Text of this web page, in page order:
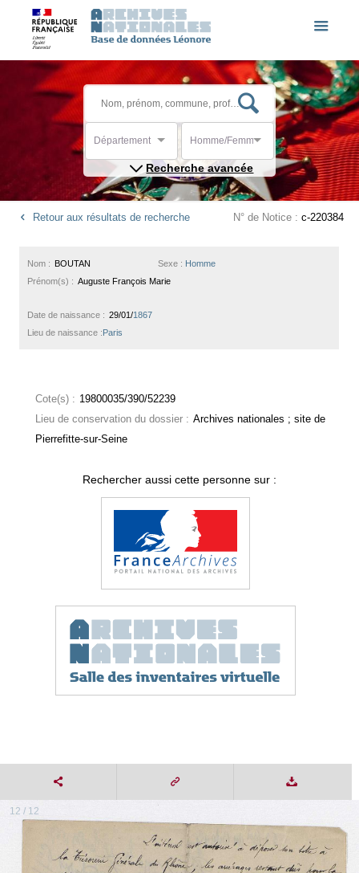
Département Homme/Femme
Recherche avancée
Retour aux résultats de recherche N° de Notice : c-220384
Sexe : Homme
Nom : BOUTAN
Prénom(s) : Auguste François Marie
Date de naissance : 29/01/1867
Lieu de naissance :Paris
Cote(s) : 19800035/390/52239
Lieu de conservation du dossier : Archives nationales ; site de
Pierrefitte-sur-Seine
Rechercher aussi cette personne sur :
12 / 12